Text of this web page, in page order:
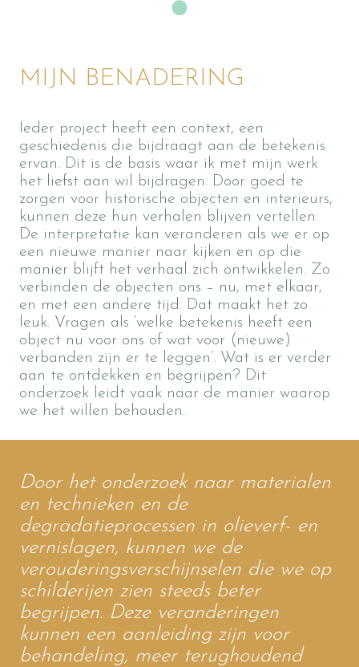
MIJN BENADERING
Ieder project heeft een context, een
geschiedenis die bijdraagt aan de betekenis
ervan. Dit is de basis waar ik met mijn werk
het liefst aan wil bijdragen. Door goed te
zorgen voor historische objecten en interieurs,
kunnen deze hun verhalen blijven vertellen.
De interpretatie kan veranderen als we er op
een nieuwe manier naar kijken en op die
manier blijft het verhaal zich ontwikkelen. Zo
verbinden de objecten ons – nu, met elkaar,
en met een andere tijd. Dat maakt het zo
leuk. Vragen als ‘welke betekenis heeft een
object nu voor ons of wat voor (nieuwe)
verbanden zijn er te leggen’. Wat is er verder
aan te ontdekken en begrijpen? Dit
onderzoek leidt vaak naar de manier waarop
we het willen behouden.
Door het onderzoek naar materialen
en technieken en de
degradatieprocessen in olieverf- en
vernislagen, kunnen we de
verouderingsverschijnselen die we op
schilderijen zien steeds beter
begrijpen. Deze veranderingen
kunnen een aanleiding zijn voor
behandeling, meer terughoudend